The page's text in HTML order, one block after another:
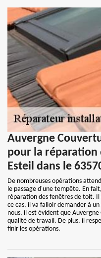
Auvergne
pour la réparation
Esteil dans le
De nombreuses opérations
le passage d'une tempête. En
réparation des fenêtres de toit. Il
ce cas, il va falloir demander à
nous, il est évident que
qualité de travail. De plus, il
finir les opérations.